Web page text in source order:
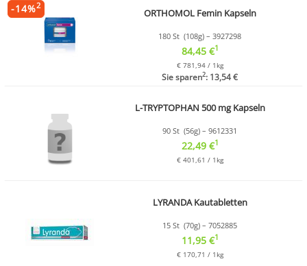
ORTHOMOL Femin Kapseln
180 St (108g) – 3927298
84,45 €1
€ 781,94 / 1kg
Sie sparen2: 13,54 €
-14%2
L-TRYPTOPHAN 500 mg Kapseln
90 St (56g) – 9612331
22,49 €1
€ 401,61 / 1kg
LYRANDA Kautabletten
15 St (70g) – 7052885
11,95 €1
€ 170,71 / 1kg